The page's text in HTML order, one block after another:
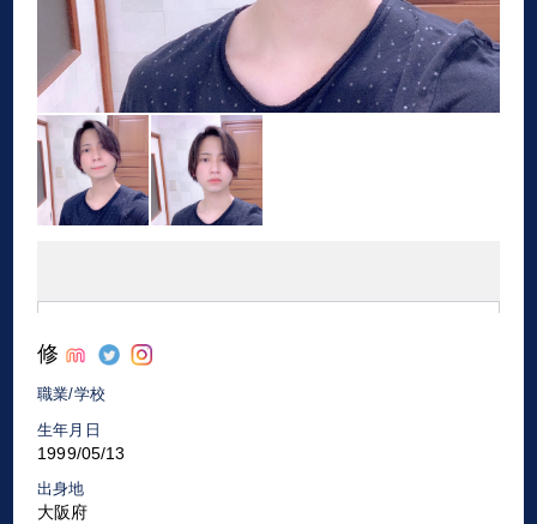
修
職業/学校
生年月日
1999/05/13
出身地
大阪府